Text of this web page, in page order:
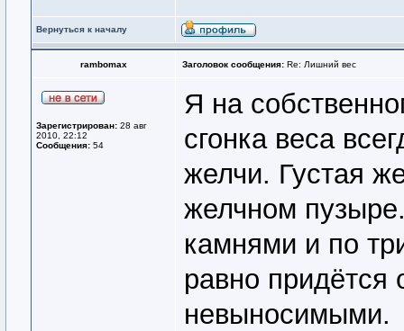
Вернуться к началу
rambomax Заголовок сообщения: Re: Лишний вес
Зарегистрирован: 28 авг
2010, 22:12
Сообщения: 54
Я на
сгонка веса
желчи. Густая
желчном
камнями и по
равно придётся
невыносимыми.